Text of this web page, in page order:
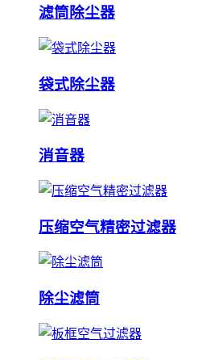
滤筒除尘器
袋式除尘器
消音器
压缩空气精密过滤器
除尘滤筒